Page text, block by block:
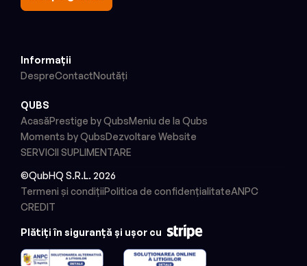
Informații
DespreContactNoutăți
QUBS
AcasăPrestige by QubsMeniu de la Qubs
Moments by QubsDezvoltare Website
SERVICII SUPLIMENTARE
©QubHQ S.R.L. 2026
Termeni și condițiiPolitica de confidențialitateANPC
CREDIT
Plătiți în siguranță și ușor cu